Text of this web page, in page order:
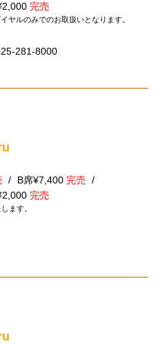
完売
ヤルのみでのお取扱いとなります。
281-8000
B席¥7,400 完売
完売
ます。